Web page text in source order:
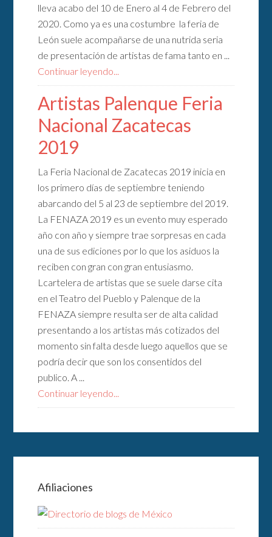
lleva acabo del 10 de Enero al 4 de Febrero del
2020. Como ya es una costumbre la feria de
León suele acompañarse de una nutrida seria
de presentación de artistas de fama tanto en ...
Continuar leyendo...
Artistas Palenque Feria
Nacional Zacatecas
2019
La Feria Nacional de Zacatecas 2019 inicia en
los primero días de septiembre teniendo
abarcando del 5 al 23 de septiembre del 2019.
La FENAZA 2019 es un evento muy esperado
año con año y siempre trae sorpresas en cada
una de sus ediciones por lo que los asiduos la
reciben con gran con gran entusiasmo.
Lcartelera de artistas que se suele darse cita
en el Teatro del Pueblo y Palenque de la
FENAZA siempre resulta ser de alta calidad
presentando a los artistas más cotizados del
momento sin falta desde luego aquellos que se
podría decir que son los consentidos del
publico. A ...
Continuar leyendo...
Afiliaciones